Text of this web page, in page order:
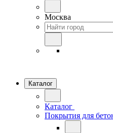
Москва
Каталог
Каталог
Покрытия для